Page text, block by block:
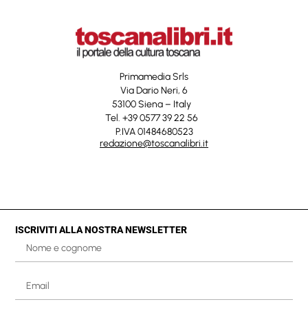
Primamedia Srls
Via Dario Neri, 6
53100 Siena – Italy
Tel. +39 0577 39 22 56
P.IVA 01484680523
redazione@toscanalibri.it
ISCRIVITI ALLA NOSTRA NEWSLETTER